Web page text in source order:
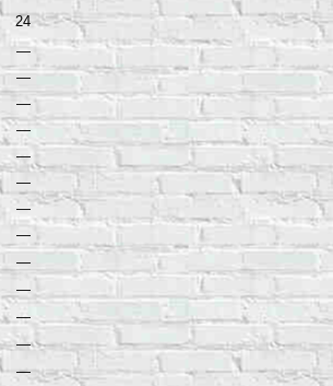
24
—
—
—
—
—
—
—
—
—
—
—
—
—